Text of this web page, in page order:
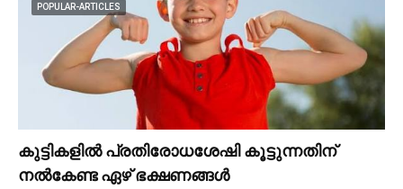
POPULAR-ARTICLES
കുട്ടികളില്‍ പ്രതിരോധശേഷി കൂട്ടുന്നതിന്
നല്‍കേണ്ട ഏഴ് ഭക്ഷണങ്ങള്‍